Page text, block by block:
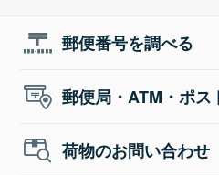
郵便番号を調べる
郵便局・ATM・ポス
荷物のお問い合わせ